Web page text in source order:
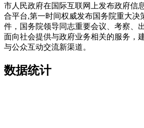
市人民政府在国际互联网上发布政府信
合平台,第一时间权威发布国务院重大决
件，国务院领导同志重要会议、考察、
面向社会提供与政府业务相关的服务，
与公众互动交流新渠道。
数据统计